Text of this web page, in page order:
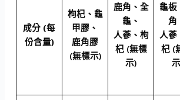
成分 (每
份含量)
枸杞、龜
甲膠、
鹿角膠
(無標示)
鹿角、全
龜、
人蔘、枸
杞 (無標
示)
龜板
角
人蔘
杞 (